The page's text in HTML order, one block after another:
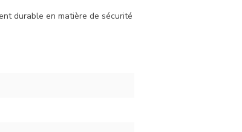
durable en matière de sécurité